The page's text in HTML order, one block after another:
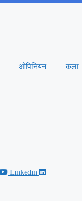
ओपिनियन कला
Linkedin